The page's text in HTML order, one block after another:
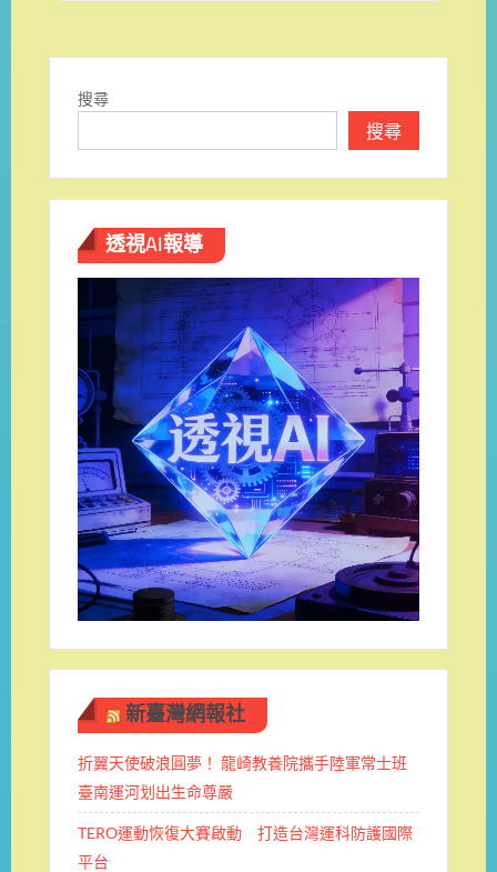
搜尋
搜尋
透視AI報導
新臺灣網報社
折翼天使破浪圓夢！ 龍崎教養院攜手陸軍常士班 ​
臺南運河划出生命尊嚴
TERO運動恢復大賽啟動 打造台灣運科防護國際
平台